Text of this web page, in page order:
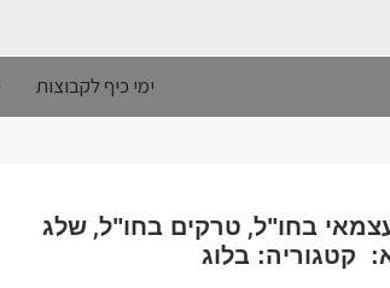
ימי כיף לקבוצות
בחו"ל, טרקים בחו"ל, שלג
קטגוריה: בלוג